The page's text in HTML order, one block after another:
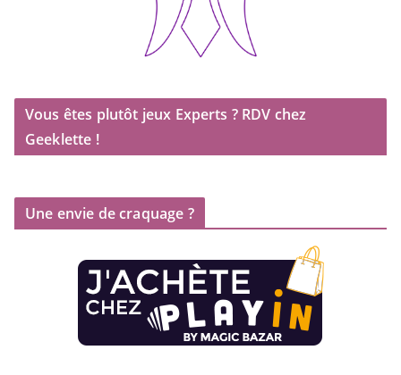
Vous êtes plutôt jeux Experts ? RDV chez
Geeklette !
Une envie de craquage ?